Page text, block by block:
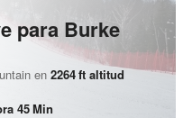
para Burke
en 2264ft altitud
45Min